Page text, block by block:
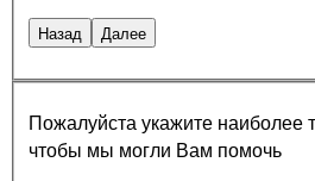
Назад Далее
Пожалуйста укажите
чтобы мы могли Вам помочь